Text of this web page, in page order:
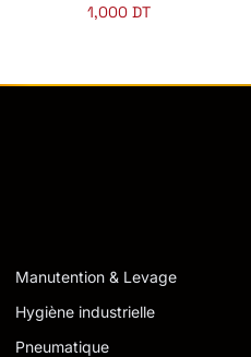
1,000DT
Manutention & Levage
Hygiène industrielle
Pneumatique